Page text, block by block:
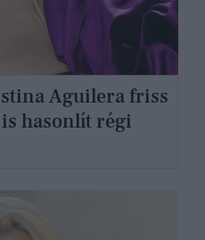
Aguilera friss
hasonlít régi